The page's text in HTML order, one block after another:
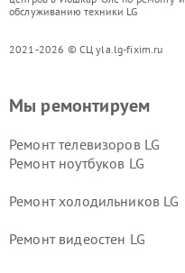
обслуживанию техники LG
2021-2026 © СЦ yla.lg-fixim.ru
Мы ремонтируем
Ремонт телевизоров LG
Ремонт ноутбуков LG
Ремонт холодильников LG
Ремонт видеостен LG